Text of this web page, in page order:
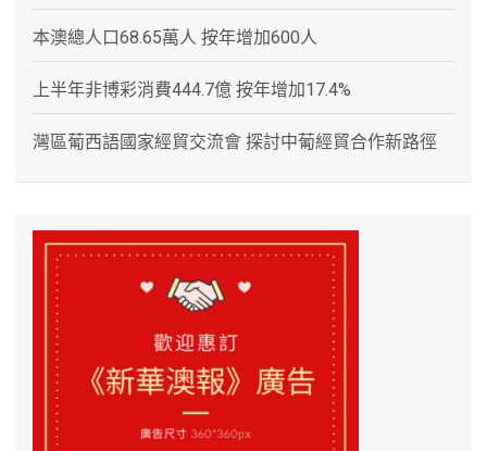
本澳總人口68.65萬人 按年增加600人
上半年非博彩消費444.7億 按年增加17.4%
灣區葡西語國家經貿交流會 探討中葡經貿合作新路徑